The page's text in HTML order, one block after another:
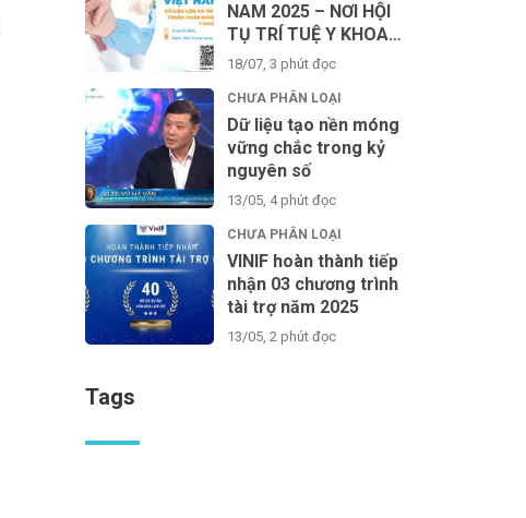
NAM 2025 – NƠI HỘI
TỤ TRÍ TUỆ Y KHOA
TOÀN CẦU VÌ SỨC
18/07, 3 phút đọc
CHƯA PHÂN LOẠI
Dữ liệu tạo nền móng
vững chắc trong kỷ
nguyên số
13/05, 4 phút đọc
CHƯA PHÂN LOẠI
VINIF hoàn thành tiếp
nhận 03 chương trình
tài trợ năm 2025
13/05, 2 phút đọc
Tags